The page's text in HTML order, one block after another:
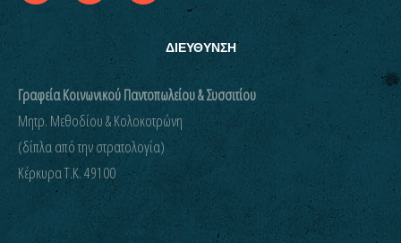
ΔΙΕΥΘΥΝΣΗ
Γραφεία Κοινωνικού Παντοπωλείου & Συσσιτίου
Μητρ. Μεθοδίου & Κολοκοτρώνη
(δίπλα από την στρατολογία)
Kέρκυρα Τ.Κ. 49100